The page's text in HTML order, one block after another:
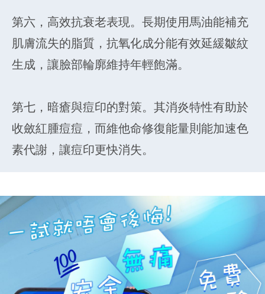
第六，高效抗衰老表現。長期使用馬油能補充
肌膚流失的脂質，抗氧化成分能有效延緩皺紋
生成，讓臉部輪廓維持年輕飽滿。
第七，暗瘡與痘印的對策。其消炎特性有助於
收斂紅腫痘痘，而維他命修復能量則能加速色
素代謝，讓痘印更快消失。